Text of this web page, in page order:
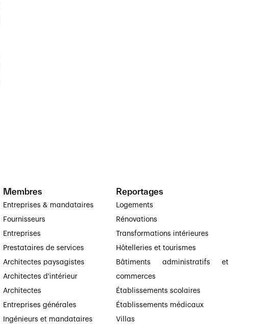
Membres
Entreprises & mandataires
Fournisseurs
Entreprises
Prestataires de services
Architectes paysagistes
Architectes d'intérieur
Architectes
Entreprises générales
Ingénieurs et mandataires
Reportages
Logements
Rénovations
Transformations intérieures
Hôtelleries et tourismes
Bâtiments administratifs et
commerces
Établissements scolaires
Établissements médicaux
Villas